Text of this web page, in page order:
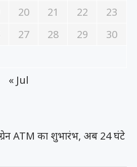
20 21 22
23
27 28 29
30
« Jul
ग्रेन ATM का शुभारंभ, अब 24 घंटे